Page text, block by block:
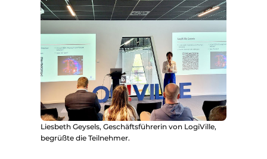
Liesbeth Geysels, Geschäftsführerin von LogiVille,
begrüßte die Teilnehmer.